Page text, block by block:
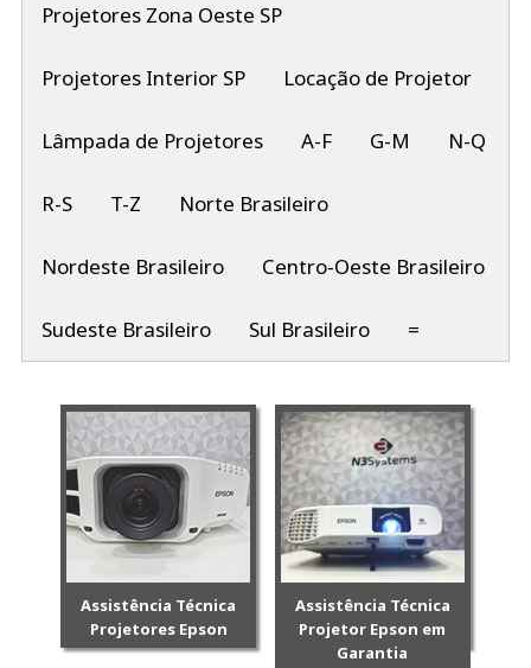
Projetores Zona Oeste SP
Projetores Interior SP Locação de Projetor
Lâmpada de Projetores A-F G-M N-Q
R-S T-Z Norte Brasileiro
Nordeste Brasileiro Centro-Oeste Brasileiro
Sudeste Brasileiro Sul Brasileiro =
Assistência Técnica
Projetores Epson
Assistência Técnica
Projetor Epson em
Garantia